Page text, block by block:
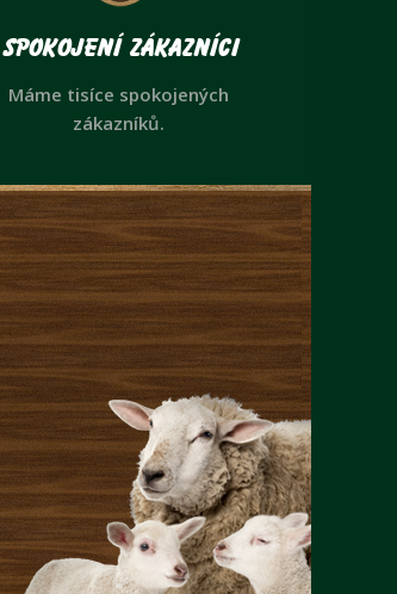
Spokojení zákazníci
Máme tisíce spokojených
zákazníků.